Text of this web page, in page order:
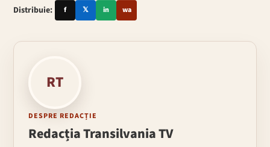
Distribuie: f 𝕏 in wa
RT
DESPRE REDACȚIE
Redacția Transilvania TV